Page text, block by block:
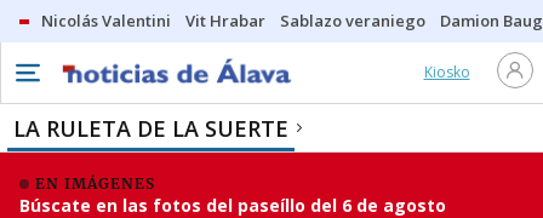
Nicolás Valentini Vit Hrabar Sablazo veraniego Damion
Kiosko
LA RULETA DE LA SUERTE
EN IMÁGENES
Búscate en las fotos del paseíllo del 6 de agosto